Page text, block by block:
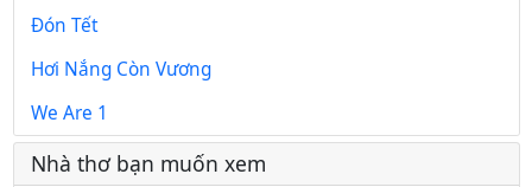
Đón Tết
Hơi Nắng Còn Vương
We Are 1
Nhà thơ bạn muốn xem